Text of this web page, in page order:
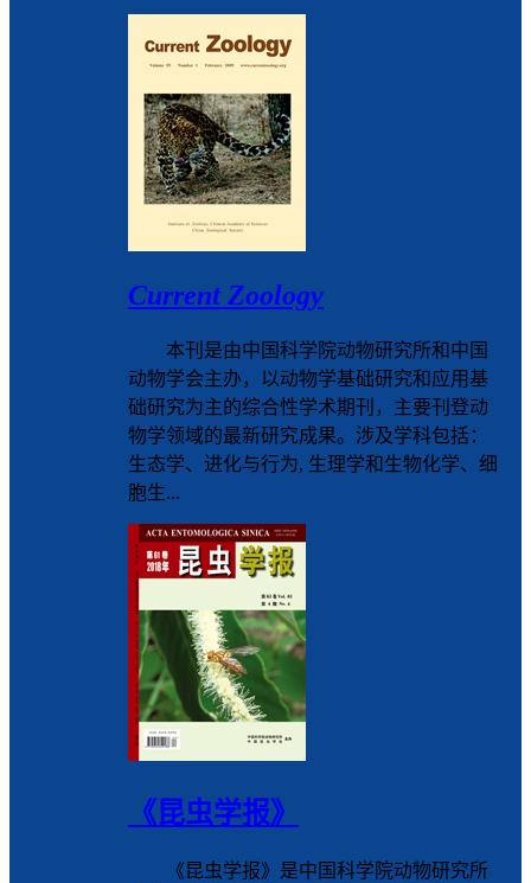
Current Zoology
本刊是由中国科学院动物研究所和中国
动物学会主办，以动物学基础研究和应用基
础研究为主的综合性学术期刊，主要刊登动
物学领域的最新研究成果。涉及学科包括：
生态学、进化与行为, 生理学和生物化学、细
胞生...
《昆虫学报》
《昆虫学报》是中国科学院动物研究所